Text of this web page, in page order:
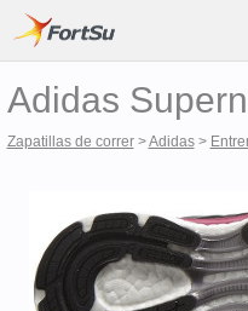
Adidas
Zapatillas de correr>Adidas>